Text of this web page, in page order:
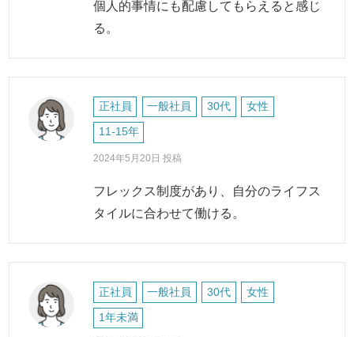
個人的事情にも配慮してもらえると感じ
る。
正社員 一般社員 30代 女性
11-15年
2024年5月20日 投稿
フレックス制度があり、自分のライフス
タイルに合わせて働ける。
正社員 一般社員 30代 女性
1年未満